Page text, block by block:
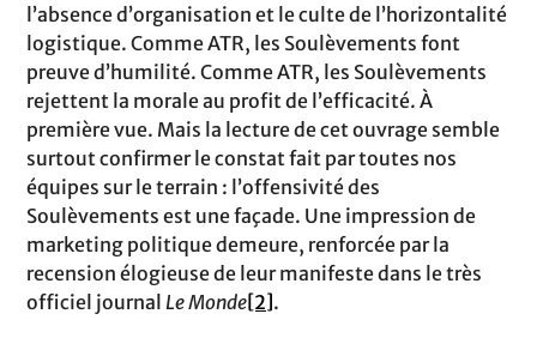
l’absence d’organisation et le culte de l’horizontalité
logistique. Comme ATR, les Soulèvements font
preuve d’humilité. Comme ATR, les Soulèvements
rejettent la morale au profit de l’efficacité. À
première vue. Mais la lecture de cet ouvrage semble
surtout confirmer le constat fait par toutes nos
équipes sur le terrain : l’offensivité des
Soulèvements est une façade. Une impression de
marketing politique demeure, renforcée par la
recension élogieuse de leur manifeste dans le très
officiel journal Le Monde[2].